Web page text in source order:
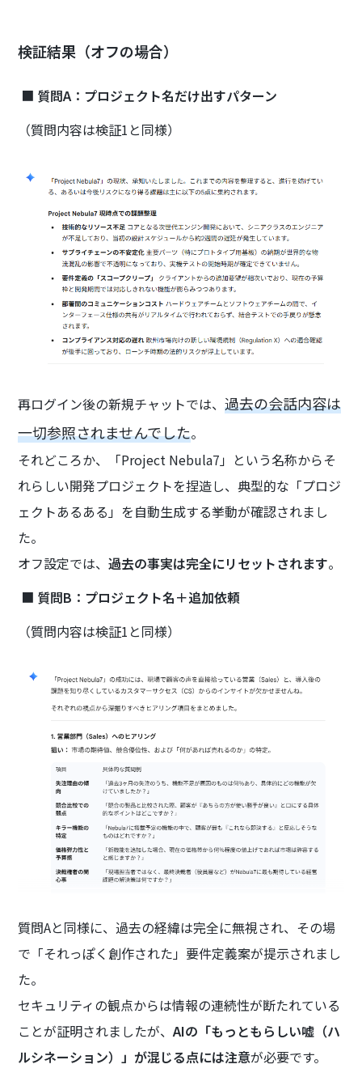
検証結果（オフの場合）
■ 質問A：プロジェクト名だけ出すパターン
（質問内容は検証1と同様）
再ログイン後の新規チャットでは、過去の会話内容は
一切参照されませんでした。
それどころか、「Project Nebula7」という名称からそ
れらしい開発プロジェクトを捏造し、典型的な「プロジ
ェクトあるある」を自動生成する挙動が確認されまし
た。
オフ設定では、過去の事実は完全にリセットされます。
■ 質問B：プロジェクト名＋追加依頼
（質問内容は検証1と同様）
質問Aと同様に、過去の経緯は完全に無視され、その場
で「それっぽく創作された」要件定義案が提示されまし
た。
セキュリティの観点からは情報の連続性が断たれている
ことが証明されましたが、AIの「もっともらしい嘘（ハ
ルシネーション）」が混じる点には注意が必要です。